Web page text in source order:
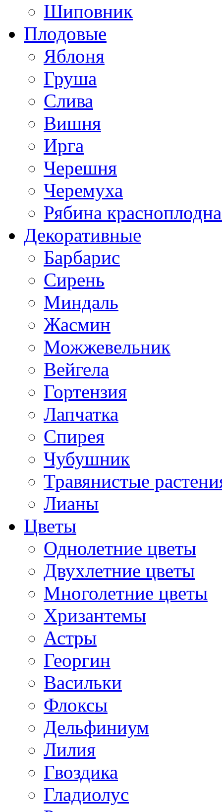
Шиповник
Плодовые
Яблоня
Груша
Слива
Вишня
Ирга
Черешня
Черемуха
Рябина
Декоративные
Барбарис
Сирень
Миндаль
Жасмин
Можжевельник
Вейгела
Гортензия
Лапчатка
Спирея
Чубушник
Травянистые
Лианы
Цветы
Однолетние цветы
Двухлетние цветы
Многолетние цветы
Хризантемы
Астры
Георгин
Васильки
Флоксы
Дельфиниум
Лилия
Гвоздика
Гладиолус